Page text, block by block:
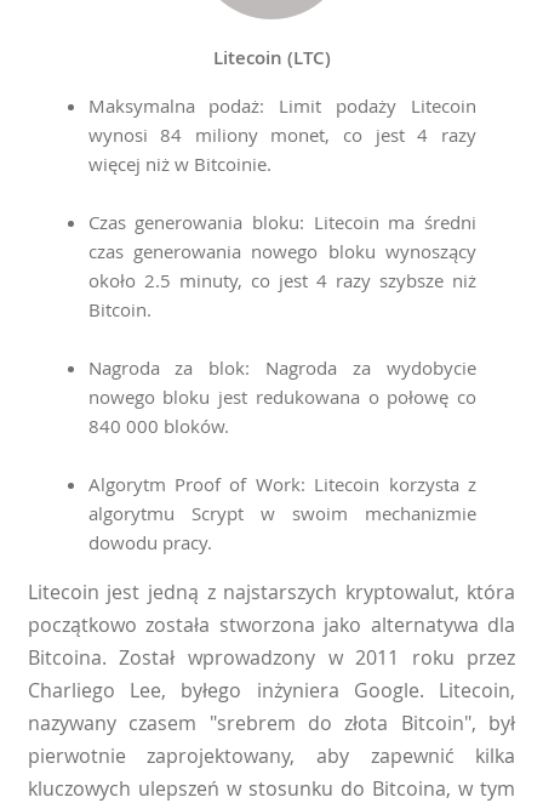
Litecoin (LTC)
Maksymalna podaż: Limit podaży Litecoin
wynosi 84 miliony monet, co jest 4 razy
więcej niż w Bitcoinie.
Czas generowania bloku: Litecoin ma średni
czas generowania nowego bloku wynoszący
około 2.5 minuty, co jest 4 razy szybsze niż
Bitcoin.
Nagroda za blok: Nagroda za wydobycie
nowego bloku jest redukowana o połowę co
840 000 bloków.
Algorytm Proof of Work: Litecoin korzysta z
algorytmu Scrypt w swoim mechanizmie
dowodu pracy.
Litecoin jest jedną z najstarszych kryptowalut, która
początkowo została stworzona jako alternatywa dla
Bitcoina. Został wprowadzony w 2011 roku przez
Charliego Lee, byłego inżyniera Google. Litecoin,
nazywany czasem "srebrem do złota Bitcoin", był
pierwotnie zaprojektowany, aby zapewnić kilka
kluczowych ulepszeń w stosunku do Bitcoina, w tym